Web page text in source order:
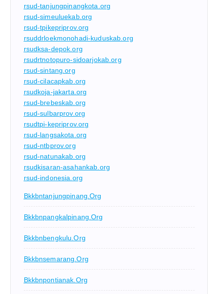
rsud-tanjungpinangkota.org
rsud-simeuluekab.org
rsud-tpikepriprov.org
rsuddrloekmonohadi-kuduskab.org
rsudksa-depok.org
rsudrtnotopuro-sidoarjokab.org
rsud-sintang.org
rsud-cilacapkab.org
rsudkoja-jakarta.org
rsud-brebeskab.org
rsud-sulbarprov.org
rsudtpi-kepriprov.org
rsud-langsakota.org
rsud-ntbprov.org
rsud-natunakab.org
rsudkisaran-asahankab.org
rsud-indonesia.org
Bkkbntanjungpinang.org
Bkkbnpangkalpinang.org
Bkkbnbengkulu.org
Bkkbnsemarang.org
Bkkbnpontianak.org